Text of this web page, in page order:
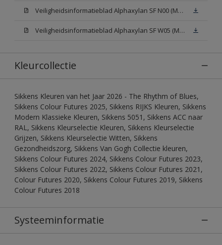
Veiligheidsinformatieblad Alphaxylan SF N00 (MSDS)
Veiligheidsinformatieblad Alphaxylan SF W05 (MSDS)
Kleurcollectie
Sikkens Kleuren van het Jaar 2026 - The Rhythm of Blues,
Sikkens Colour Futures 2025, Sikkens RIJKS Kleuren, Sikkens
Modern Klassieke Kleuren, Sikkens 5051, Sikkens ACC naar
RAL, Sikkens Kleurselectie Kleuren, Sikkens Kleurselectie
Grijzen, Sikkens Kleurselectie Witten, Sikkens
Gezondheidszorg, Sikkens Van Gogh Collectie kleuren,
Sikkens Colour Futures 2024, Sikkens Colour Futures 2023,
Sikkens Colour Futures 2022, Sikkens Colour Futures 2021,
Colour Futures 2020, Sikkens Colour Futures 2019, Sikkens
Colour Futures 2018
Systeeminformatie